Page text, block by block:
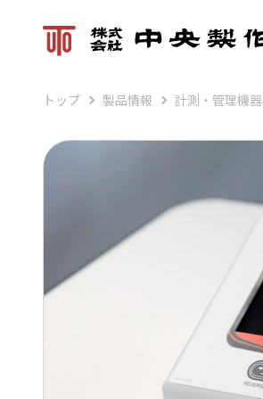
トップ 製品情報 計測・管理機器